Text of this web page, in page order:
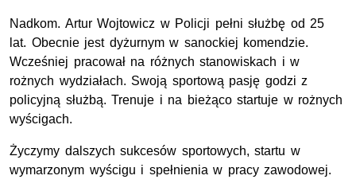
Nadkom. Artur Wojtowicz w Policji pełni służbę od 25
lat. Obecnie jest dyżurnym w sanockiej komendzie.
Wcześniej pracował na różnych stanowiskach i w
rożnych wydziałach. Swoją sportową pasję godzi z
policyjną służbą. Trenuje i na bieżąco startuje w rożnych
wyścigach.
Życzymy dalszych sukcesów sportowych, startu w
wymarzonym wyścigu i spełnienia w pracy zawodowej.